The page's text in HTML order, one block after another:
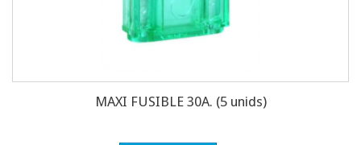
MAXI FUSIBLE 30A. (5 unids)